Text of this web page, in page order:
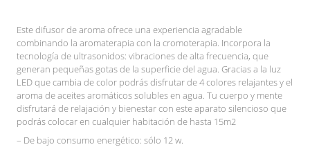
Este difusor de aroma ofrece una experiencia agradable
combinando la aromaterapia con la cromoterapia. Incorpora la
tecnología de ultrasonidos: vibraciones de alta frecuencia, que
generan pequeñas gotas de la superficie del agua. Gracias a la luz
LED que cambia de color podrás disfrutar de 4 colores relajantes y el
aroma de aceites aromáticos solubles en agua. Tu cuerpo y mente
disfrutará de relajación y bienestar con este aparato silencioso que
podrás colocar en cualquier habitación de hasta 15m2
– De bajo consumo energético: sólo 12 w.